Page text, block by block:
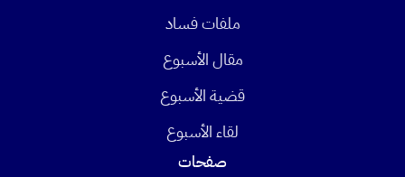
ملفات فساد
مقال الأسبوع
قضية الأسبوع
لقاء الأسبوع
صفحات